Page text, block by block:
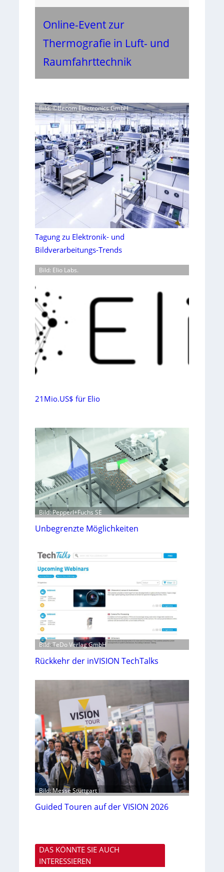
Online-Event zur
Thermografie in Luft- und
Raumfahrttechnik
Bild: ©Becom Electronics GmbH
Tagung zu Elektronik- und
Bildverarbeitungs-Trends
Bild: Elio Labs.
21Mio.US$ für Elio
Bild: Pepperl+Fuchs SE
Unbegrenzte Möglichkeiten
Bild: TeDo Verlag GmbH
Rückkehr der inVISION TechTalks
Bild: Messe Stuttgart
Guided Touren auf der VISION 2026
DAS KÖNNTE SIE AUCH
INTERESSIEREN